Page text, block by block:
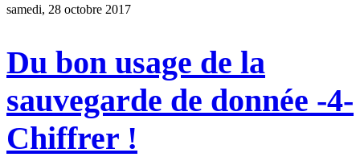
samedi, 28 octobre 2017
Du bon usage de la
sauvegarde de donnée -4-
Chiffrer !